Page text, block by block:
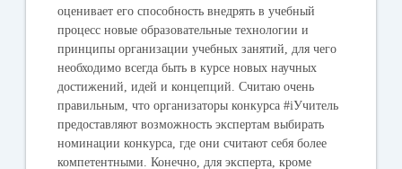
оценивает его способность внедрять в учебный
процесс новые образовательные технологии и
принципы организации учебных занятий, для чего
необходимо всегда быть в курсе новых научных
достижений, идей и концепций. Считаю очень
правильным, что организаторы конкурса #iУчитель
предоставляют возможность экспертам выбирать
номинации конкурса, где они считают себя более
компетентными. Конечно, для эксперта, кроме